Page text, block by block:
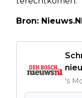
Bron:
's